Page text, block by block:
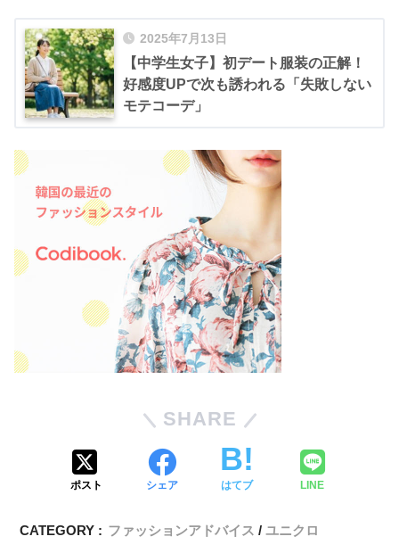
2025年7月13日
【中学生女子】初デート服装の正解！
好感度UPで次も誘われる「失敗しない
モテコーデ」
SHARE
ポスト シェア はてブ LINE
CATEGORY : ファッションアドバイス ユニクロ